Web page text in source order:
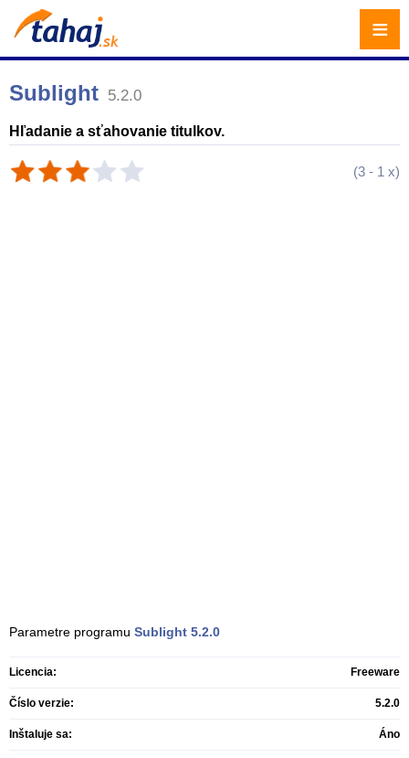
Sublight 5.2.0
Hľadanie a sťahovanie titulkov.
(3 - 1 x)
Parametre programu Sublight 5.2.0
Licencia: Freeware
Číslo verzie: 5.2.0
Inštaluje sa: Áno
≡